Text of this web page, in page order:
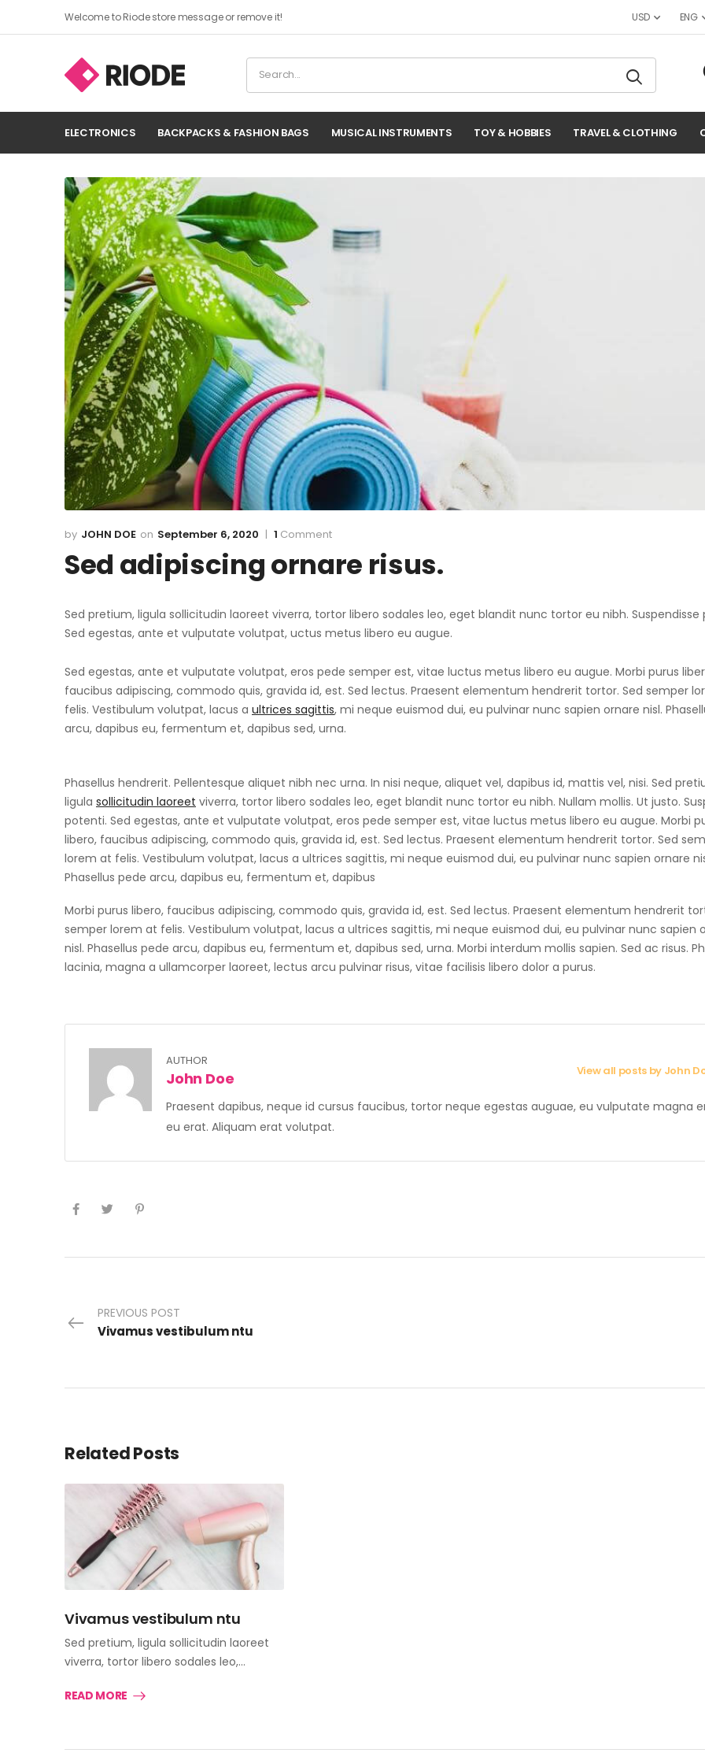
Welcome to Riode store message or remove it! USD ENG
ELECTRONICS BACKPACKS & FASHION BAGS MUSICAL INSTRUMENTS TOY & HOBBIES TRAVEL & CLOTHING
JOHN DOE September 6, 2020 1 Comment
Sed adipiscing ornare risus.
Sed pretium, ligula sollicitudin laoreet viverra, tortor libero sodales leo, eget blandit nunc tortor eu nibh. Suspendisse
Sed egestas, ante et vulputate volutpat, uctus metus libero eu augue.
Sed egestas, ante et vulputate volutpat, eros pede semper est, vitae luctus metus libero eu augue. Morbi purus
faucibus adipiscing, commodo quis, gravida id, est. Sed lectus. Praesent elementum hendrerit tortor. Sed semper
felis. Vestibulum volutpat, lacus a ultrices sagittis, mi neque euismod dui, eu pulvinar nunc sapien ornare nisl.
arcu, dapibus eu, fermentum et, dapibus sed, urna.
Phasellus hendrerit. Pellentesque aliquet nibh nec urna. In nisi neque, aliquet vel, dapibus id, mattis vel, nisi. Sed
ligula sollicitudin laoreet viverra, tortor libero sodales leo, eget blandit nunc tortor eu nibh. Nullam mollis. Ut justo.
potenti. Sed egestas, ante et vulputate volutpat, eros pede semper est, vitae luctus metus libero eu augue. Morbi
libero, faucibus adipiscing, commodo quis, gravida id, est. Sed lectus. Praesent elementum hendrerit tortor. Sed
lorem at felis. Vestibulum volutpat, lacus a ultrices sagittis, mi neque euismod dui, eu pulvinar nunc sapien ornare
Phasellus pede arcu, dapibus eu, fermentum et, dapibus
Morbi purus libero, faucibus adipiscing, commodo quis, gravida id, est. Sed lectus. Praesent elementum hendrerit
semper lorem at felis. Vestibulum volutpat, lacus a ultrices sagittis, mi neque euismod dui, eu pulvinar nunc sapien
nisl. Phasellus pede arcu, dapibus eu, fermentum et, dapibus sed, urna. Morbi interdum mollis sapien. Sed ac risus.
lacinia, magna a ullamcorper laoreet, lectus arcu pulvinar risus, vitae facilisis libero dolor a purus.
AUTHOR
John Doe View all posts by John
Praesent dapibus, neque id cursus faucibus, tortor neque egestas auguae, eu vulputate magna
eu erat. Aliquam erat volutpat.
PREVIOUS POST
Vivamus vestibulum ntu
Related Posts
Vivamus vestibulum ntu
Sed pretium, ligula sollicitudin laoreet
viverra, tortor libero sodales leo,…
READ MORE